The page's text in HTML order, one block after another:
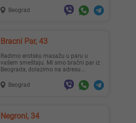
Beograd
Bracni Par, 43
Radimo erotsku masažu u paru u
vašem smeštaju. Mi smo bračni par iz
Beograda, dolazimo na adresu...
Beograd
Negroni, 34